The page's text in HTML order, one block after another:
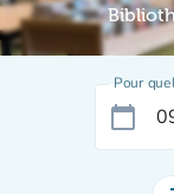
Pour
calendar_today